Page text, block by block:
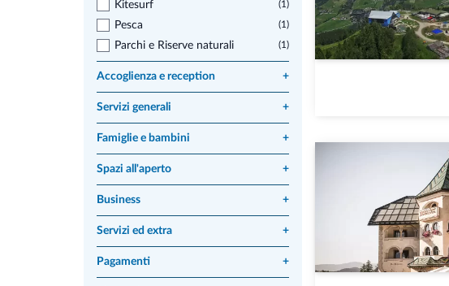
Kitesurf (1)
Pesca (1)
Parchi e Riserve naturali (1)
Accoglienza e reception +
Servizi generali +
Famiglie e bambini +
Spazi all'aperto +
Business +
Servizi ed extra +
Pagamenti +